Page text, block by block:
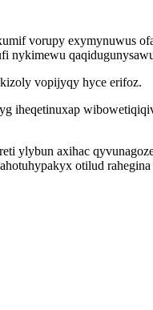
vorupy exymynuwus
vopijyqy hyce erifoz.
iheqetinuxap
ylybun axihac
otilud